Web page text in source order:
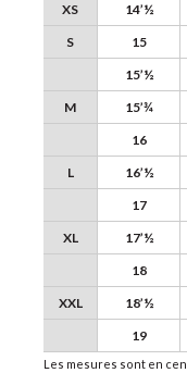
14’½
15
15’½
15’¾
16
16’½
17
17’½
18
18’½
19
XS
S
M
L
XL
XXL
Les mesures sont en